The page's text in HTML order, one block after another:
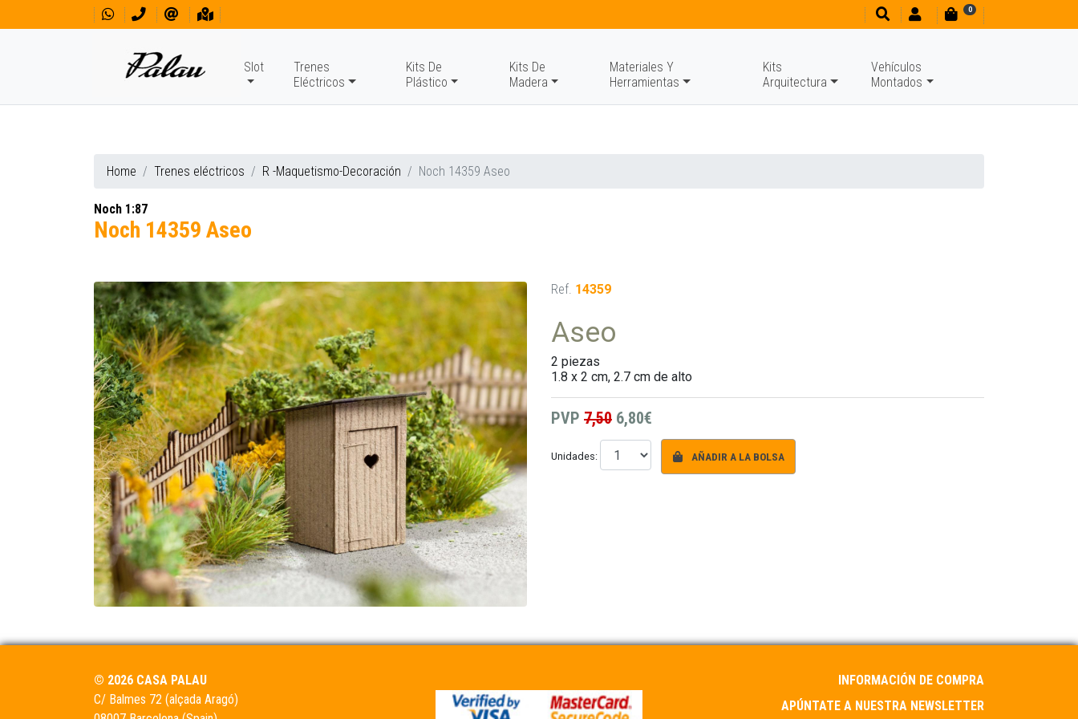
0
Slot
Trenes
Eléctricos
Kits De
Plástico
Kits De
Madera
Materiales Y
Herramientas
Kits
Arquitectura
Vehículos
Montados
Home Trenes eléctricos R -Maquetismo-Decoración Noch 14359 Aseo
Noch 1:87
Noch 14359 Aseo
Ref. 14359
Aseo
2 piezas
1.8 x 2 cm, 2.7 cm de alto
PVP 7,50 6,80€
Unidades: AÑADIR A LA BOLSA
© 2026 CASA PALAU
C/ Balmes 72 (alçada Aragó)
INFORMACIÓN DE COMPRA
APÚNTATE A NUESTRA NEWSLETTER